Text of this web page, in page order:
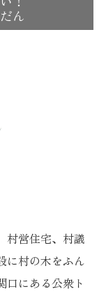
ん
村営住宅、村議
に村の木をふん
口にある公衆ト